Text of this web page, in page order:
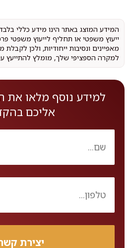
המידע המוצג באתר הינו מידע כללי
ייעוץ משפטי או תחליף לייעוץ משפטי
מאפיינים ונסיבות ייחודיות, ולכן
למקרה הספציפי שלך, מומלץ להתייעץ
למידע נוסף מלאו את
אליכם